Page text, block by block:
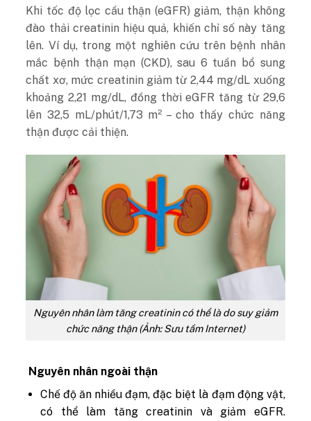
Khi tốc độ lọc cầu thận (eGFR) giảm, thận không
đào thải creatinin hiệu quả, khiến chỉ số này tăng
lên. Ví dụ, trong một nghiên cứu trên bệnh nhân
mắc bệnh thận mạn (CKD), sau 6 tuần bổ sung
chất xơ, mức creatinin giảm từ 2,44 mg/dL xuống
khoảng 2,21 mg/dL, đồng thời eGFR tăng từ 29,6
lên 32,5 mL/phút/1,73 m² – cho thấy chức năng
thận được cải thiện.
Nguyên nhân làm tăng creatinin có thể là do suy giảm
chức năng thận (Ảnh: Sưu tầm Internet)
Nguyên nhân ngoài thận
Chế độ ăn nhiều đạm, đặc biệt là đạm động vật,
có thể làm tăng creatinin và giảm eGFR.